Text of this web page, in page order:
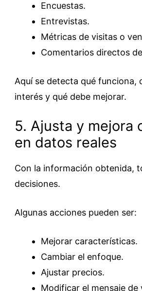
Encuestas.
Entrevistas.
Métricas de visitas o
Comentarios directos
Aquí se detecta qué funciona,
interés y qué debe mejorar.
5. Ajusta y mejora
en datos reales
Con la información obtenida,
decisiones.
Algunas acciones pueden ser:
Mejorar características.
Cambiar el enfoque.
Ajustar precios.
Modificar el mensaje de